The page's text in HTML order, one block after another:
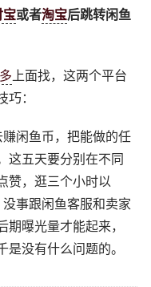
宝或者淘宝后跳转闲鱼
上面找，这两个平台
巧：
闲鱼币，把能做的任
这五天要分别在不同
赞，逛三个小时以
没事跟闲鱼客服和卖家
期曝光量才能起来，
是没有什么问题的。